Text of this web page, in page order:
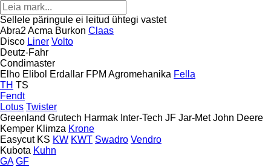
Sellele päringule ei leitud ühtegi vastet
Abra2 Acma Burkon Claas
Disco Liner Volto
Deutz-Fahr
Condimaster
Elho Elibol Erdallar FPM Agromehanika Fella
TH TS
Fendt
Lotus Twister
Greenland Grutech Harmak Inter-Tech JF Jar-Met John Deere
Kemper Klimza Krone
Easycut KS KW KWT Swadro Vendro
Kubota Kuhn
GA GF